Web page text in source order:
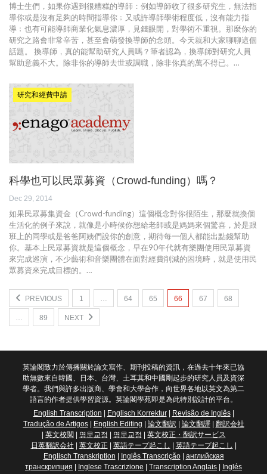
博士生們，如果你遇到很糟糕的導師：例如導師收了很多研究生，無法指
導你或是沒有足夠的時間指導你﹔又或許導師學術程度低，沒有能力指
導﹔也有可能導師商業化氣息濃厚，見錢眼開，對學術不重視。那麼你的
研究之路會非常辛苦，甚至會萌發換導師的念頭。今天就和大家聊聊這個
話題。 換導師，真的能幫助研究人員嗎？筆者認為，換導師對研究人員
幫助意義不大。除非你的導師去世或調職，除非你真的萬不得已。…
研究和經費申請
科學也可以民眾募資（Crowd-funding）嗎？
Dec 29, 2014
如果民眾募集資金（Crowd-funding）這個概念對你很陌生，那麼就換個
生活化的例子來說，就像是小時候你想給老師或是媽媽來個驚喜，於是跟
班上的同學或是爸爸阿姨們說你的創意，期待每一個人都能出點錢幫助
你。基本上民眾募資就是這個概念，早在90年代就有樂團使用民眾募資
來完成巡演，不少藝術和音樂團體在面對經費削減的困境時，就是使用民
眾募資來完成目標的。…
PREVIOUS 1 … 64 65 66 67 68
… 89 NEXT
英論閣致力於傳播關於論文寫作、期刊投稿的資訊，在過去十年來已協
助無數來自韓國、日本、台灣、土耳其和中國剛起步的研究人員及資深
學者。我們與許多出版商、學會和大學合作，向世界各地以英文為第二
語言的作者提供學習資源。英論閣學苑即是為此特別設計的平台。
English Transcription
Englisch Korrektur| Revisão de Inglês|
Tradução de Artigos| English Editing 論文翻訳 論文翻譯
翻訳会社
英文校閲 영문교정 영문교정
英文校正・翻訳サービス
日英翻訳会社
英文校正 英語テープ起こし 英語テープ起こし
Englisch Transkription
Inglês Transcrição| английская
транскрипция
Inglese Trascrizione Transcription Anglais
Inglés